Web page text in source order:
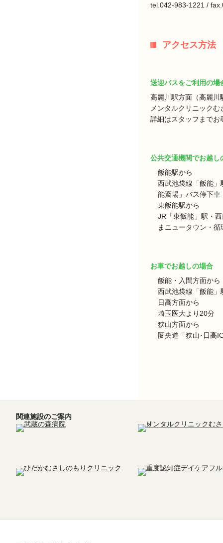
tel.042-983-1221 /
アクセス方法
送迎バスをご利用の場
高麗川駅方面（高麗川
メンタルクリニック
詳細はスタッフまでお
公共交通機関でお越し
飯能駅から
西武池袋線「飯能
能斎場」バス停下車
東飯能駅から
JR「東飯能」駅・
まニュータウン・
お車でお越しの場合
飯能・入間方面から
西武池袋線「飯能
日高方面から
埼玉医大より20分
狭山方面から
圏央道「狭山･日高
関連施設のご案内